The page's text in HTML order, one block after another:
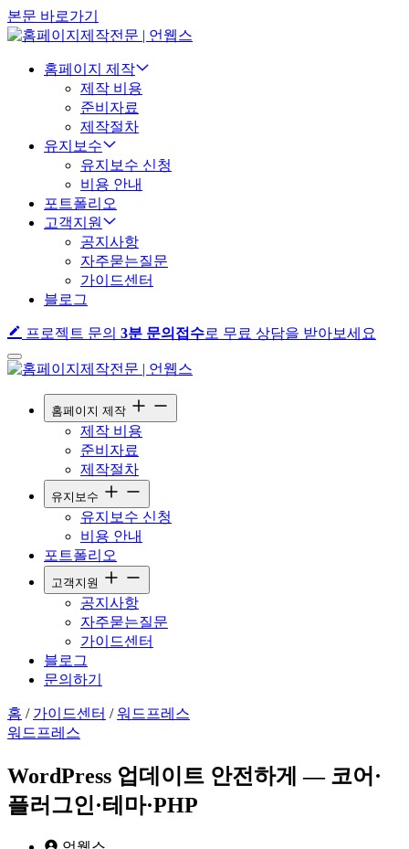
본문 바로가기
홈페이지 제작
제작 비용
준비자료
제작절차
유지보수
유지보수 신청
비용 안내
포트폴리오
고객지원
공지사항
자주묻는질문
가이드센터
블로그
프로젝트 문의 3분 문의접수로 무료 상담을 받아보세요
홈페이지 제작
제작 비용
준비자료
제작절차
유지보수
유지보수 신청
비용 안내
포트폴리오
고객지원
공지사항
자주묻는질문
가이드센터
블로그
문의하기
홈 / 가이드센터 / 워드프레스
워드프레스
WordPress 업데이트 안전하게 — 코어·
플러그인·테마·PHP